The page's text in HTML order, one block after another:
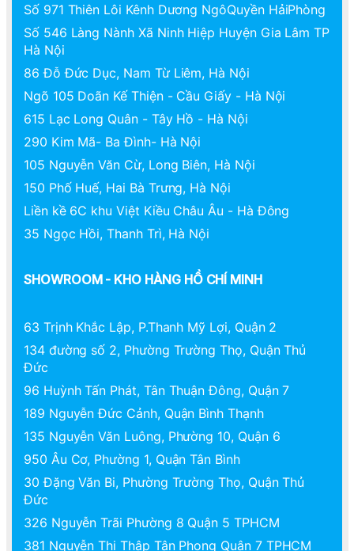
Số 971 Thiên Lôi Kênh Dương NgôQuyền HảiPhòng
Số 546 Làng Nành Xã Ninh Hiệp Huyện Gia Lâm TP
Hà Nội
86 Đỗ Đức Dục, Nam Từ Liêm, Hà Nội
Ngõ 105 Doãn Kế Thiện - Cầu Giấy - Hà Nội
615 Lạc Long Quân - Tây Hồ - Hà Nội
290 Kim Mã- Ba Đình- Hà Nội
105 Nguyễn Văn Cừ, Long Biên, Hà Nội
150 Phố Huế, Hai Bà Trưng, Hà Nội
Liền kề 6C khu Việt Kiều Châu Âu - Hà Đông
35 Ngọc Hồi, Thanh Trì, Hà Nội
SHOWROOM - KHO HÀNG HỒ CHÍ MINH
63 Trịnh Khắc Lập, P.Thanh Mỹ Lợi, Quận 2
134 đường số 2, Phường Trường Thọ, Quận Thủ
Đức
96 Huỳnh Tấn Phát, Tân Thuận Đông, Quận 7
189 Nguyễn Đức Cảnh, Quận Bình Thạnh
135 Nguyễn Văn Luông, Phường 10, Quận 6
950 Âu Cơ, Phường 1, Quận Tân Bình
30 Đặng Văn Bi, Phường Trường Thọ, Quận Thủ
Đức
326 Nguyễn Trãi Phường 8 Quận 5 TPHCM
381 Nguyễn Thị Thập Tân Phong Quận 7 TPHCM